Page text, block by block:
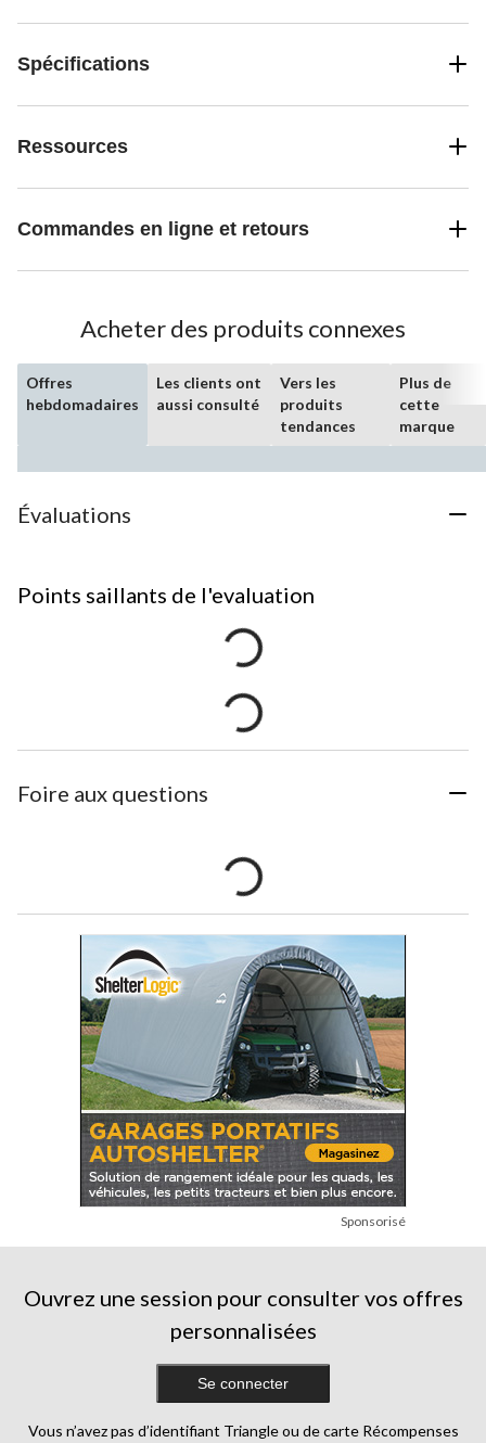
Spécifications
Ressources
Commandes en ligne et retours
Acheter des produits connexes
Offres
hebdomadaires
Les clients ont
aussi consulté
Vers les
produits
tendances
Plus de
cette
marque
Évaluations
Points saillants de l'evaluation
Foire aux questions
Sponsorisé
Ouvrez une session pour consulter vos offres
personnalisées
Se connecter
Vous n’avez pas d’identifiant Triangle ou de carte Récompenses